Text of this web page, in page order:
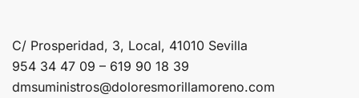
C/ Prosperidad, 3, Local, 41010 Sevilla
954 34 47 09 – 619 90 18 39
dmsuministros@doloresmorillamoreno.com